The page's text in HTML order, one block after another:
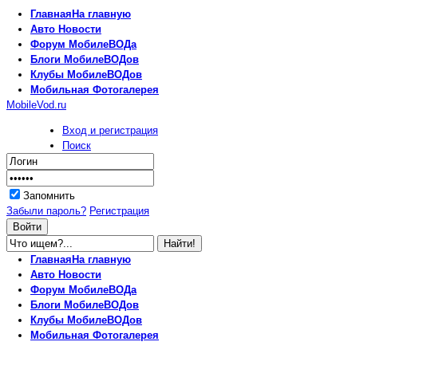
Главная На главную
Авто Новости
Форум МобилеВОДа
Блоги МобилеВОДов
Клубы МобилеВОДов
Мобильная Фотогалерея
MobileVod.ru
Вход и регистрация
Поиск
Запомнить
Забыли пароль? Регистрация
Главная На главную
Авто Новости
Форум МобилеВОДа
Блоги МобилеВОДов
Клубы МобилеВОДов
Мобильная Фотогалерея